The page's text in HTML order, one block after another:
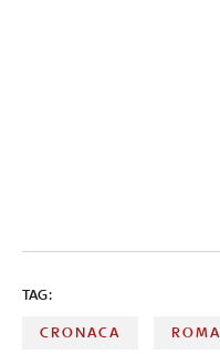
TAG:
CRONACA ROMA